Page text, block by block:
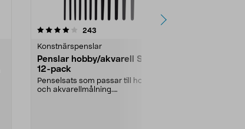
243
Konstnärspenslar
Penslar hobby/akvarell Sang
12-pack
Penselsats som passar till hobby-
och akvarellmålning.
4.5 av 5 stjärnor